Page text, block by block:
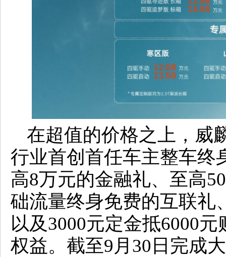
在超值的价格之上，威
行业首创首任车主整车终
高8万元的金融礼、至高
础流量终身免费的互联礼
以及3000元定金抵6000
权益。截至9月30日完成